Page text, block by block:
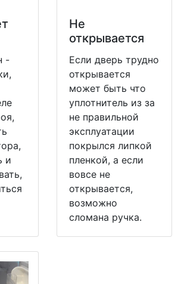
-
и
Не
открывается
Если дверь трудно
открывается
может быть что
уплотнитель из за
не правильной
эксплуатации
покрылся липкой
пленкой, а если
вовсе не
открывается,
возможно
сломана ручка.